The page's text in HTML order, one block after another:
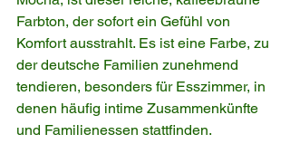
Farbton, der sofort ein Gefühl von
Komfort ausstrahlt. Es ist eine Farbe, zu
der deutsche Familien zunehmend
tendieren, besonders für Esszimmer, in
denen häufig intime Zusammenkünfte
und Familienessen stattfinden.